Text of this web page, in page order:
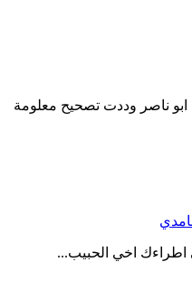
ابو ناصر وددت تصحيح معلومة
اخي الحبيب...